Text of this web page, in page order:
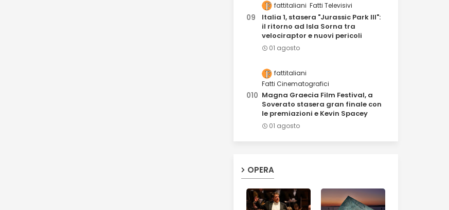
fattitaliani Fatti Televisivi
Italia 1, stasera "Jurassic Park III":
il ritorno ad Isla Sorna tra
velociraptor e nuovi pericoli
01 agosto
fattitaliani
Fatti Cinematografici
Magna Graecia Film Festival, a
Soverato stasera gran finale con
le premiazioni e Kevin Spacey
01 agosto
OPERA